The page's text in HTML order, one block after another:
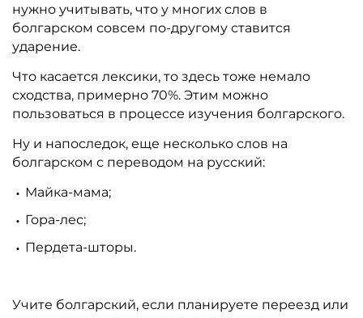
нужно учитывать, что у многих слов в
болгарском совсем по-другому ставится
ударение.
Что касается лексики, то здесь тоже немало
сходства, примерно 70%. Этим можно
пользоваться в процессе изучения болгарского.
Ну и напоследок, еще несколько слов на
болгарском с переводом на русский:
Майка-мама;
Гора-лес;
Пердета-шторы.
Учите болгарский, если планируете переезд или